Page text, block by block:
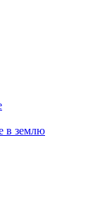
в землю